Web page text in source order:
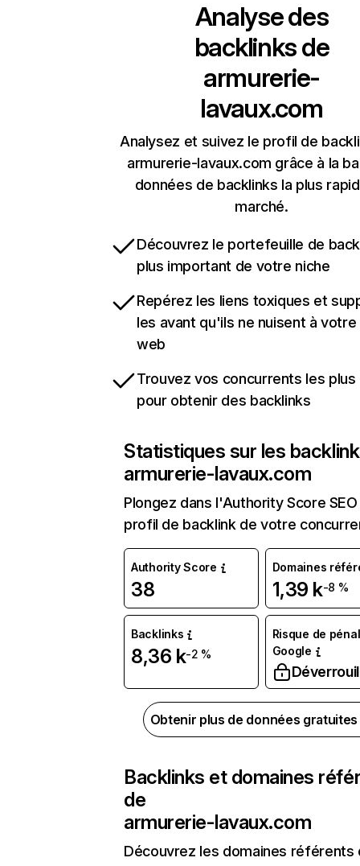
Analyse des
backlinks de
armurerie-
lavaux.com
Analysez et suivez le profil de
armurerie-lavaux.com grâce à la
données de backlinks la plus
marché.
Découvrez le portefeuille de
plus important de votre niche
Repérez les liens toxiques et
les avant qu'ils ne nuisent à
web
Trouvez vos concurrents les
pour obtenir des backlinks
Statistiques sur les
armurerie-lavaux.com
Plongez dans l'Authority Score
profil de backlink de votre
Authority Score
38
Domaines
1,39 k-8 %
Backlinks
8,36 k-2 %
Risque de
Google
Obtenir plus de données
Backlinks et domaines
de
armurerie-lavaux.com
Découvrez les domaines référents